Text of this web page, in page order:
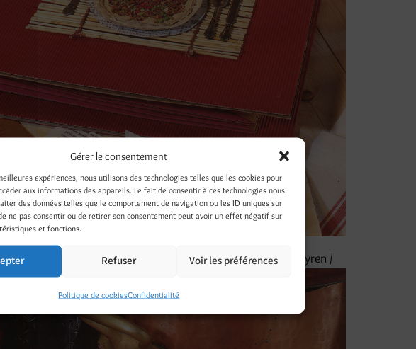
Gérer le consentement
expériences, nous utilisons des technologies telles que les cookies pour
aux informations des appareils. Le fait de consentir à ces technologies nous
des données telles que le comportement de navigation ou les ID uniques sur
ne pas consentir ou de retirer son consentement peut avoir un effet négatif sur
et fonctions.
Refuser Voir les préférences
Politique de cookiesConfidentialité
ET ALBUMS / 1998 / Éditions SAEP / Photo Jean-Luc Syren /